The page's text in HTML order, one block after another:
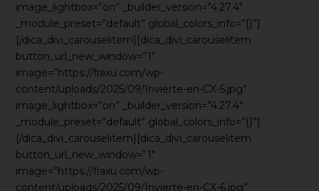
image_lightbox=”on” _builder_version=”4.27.4″
_module_preset=”default” global_colors_info=”{}”]
[/dica_divi_carouselitem][dica_divi_carouselitem
button_url_new_window=”1″
image=”https://fraxu.com/wp-
content/uploads/2025/09/Invierte-en-CX-5.jpg”
image_lightbox=”on” _builder_version=”4.27.4″
_module_preset=”default” global_colors_info=”{}”]
[/dica_divi_carouselitem][dica_divi_carouselitem
button_url_new_window=”1″
image=”https://fraxu.com/wp-
content/uploads/2025/09/Invierte-en-CX-6.jpg”